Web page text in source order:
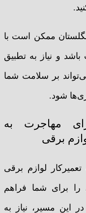
ممکن است با
و نیاز به تطبیق
بر سلامت شما
شود.
مهاجرت به
برقی
لوازم برقی
برای شما فراهم
این مسیر، نیاز به